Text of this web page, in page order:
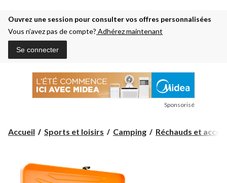
Ouvrez une session pour consulter vos offres personnalisées
Vous n’avez pas de compte? Adhérez maintenant
Se connecter
Sponsorisé
Accueil Sports et loisirs Camping Réchauds et